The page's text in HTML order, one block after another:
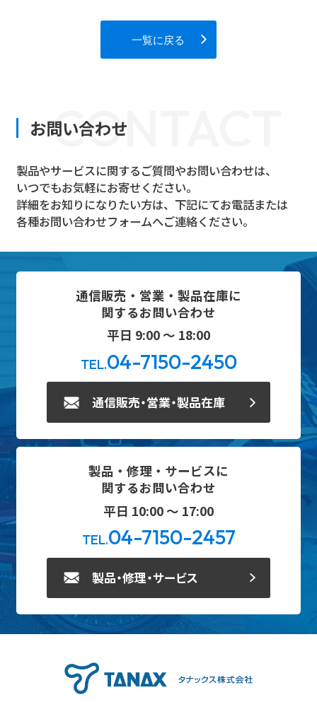
一覧に戻る
CONTACT
お問い合わせ
製品やサービスに関するご質問やお問い合わせは、
いつでもお気軽にお寄せください。
詳細をお知りになりたい方は、下記にてお電話または
各種お問い合わせフォームへご連絡ください。
通信販売・営業・製品在庫に
関するお問い合わせ
平日 9:00 ～ 18:00
TEL.04-7150-2450
通信販売・営業・製品在庫
製品・修理・サービスに
関するお問い合わせ
平日 10:00 ～ 17:00
TEL.04-7150-2457
製品・修理・サービス